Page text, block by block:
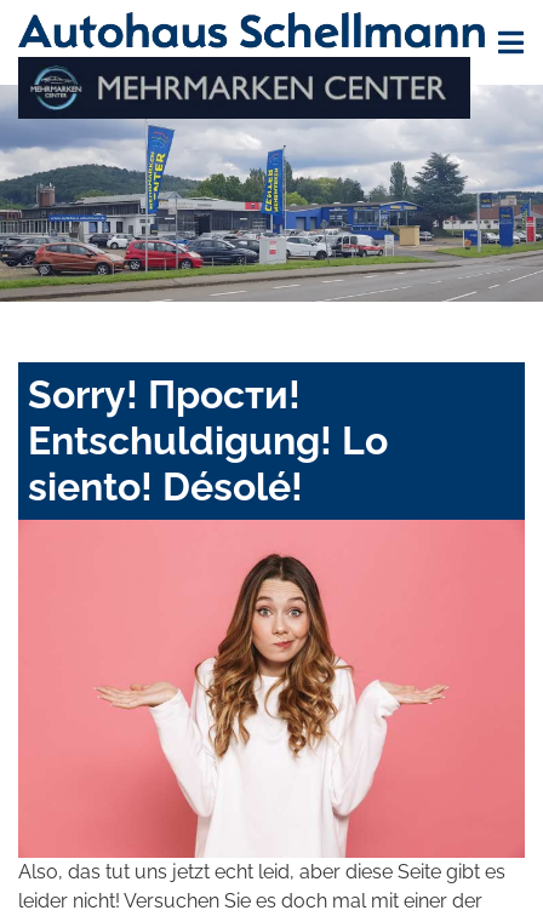
Sorry! Прости!
Entschuldigung! Lo
siento! Désolé!
Also, das tut uns jetzt echt leid, aber diese Seite gibt es
leider nicht! Versuchen Sie es doch mal mit einer der